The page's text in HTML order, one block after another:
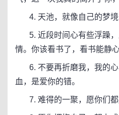
4. 天池，就像自己的梦境
5. 近段时间心有些浮躁，
情。你该看书了，看书能静心
6. 不要再折磨我，我的心
血，是爱你的错。
7. 难得的一聚，愿你们都